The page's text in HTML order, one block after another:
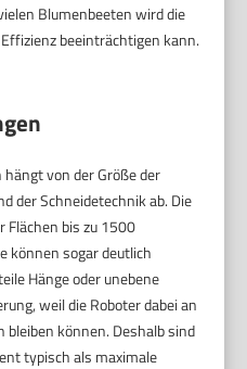
Blumenbeeten wird die
beeinträchtigen kann.
von der Größe der
der Schneidetechnik ab. Die
Flächen bis zu 1500
können sogar deutlich
Hänge oder unebene
weil die Roboter dabei an
können. Deshalb sind
typisch als maximale